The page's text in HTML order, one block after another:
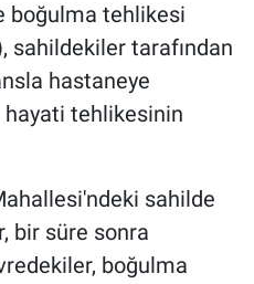
boğulma tehlikesi
sahildekiler tarafından
hastaneye
hayati tehlikesinin
sahilde
bir süre sonra
boğulma